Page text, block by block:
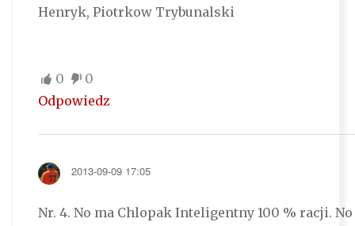
Henryk, Piotrkow Trybunalski
0
0
Odpowiedz
2013-09-09 17:05
Nr. 4. No ma Chlopak Inteligentny 100 % racji.